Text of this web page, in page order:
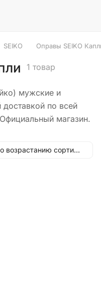
SEIKO Оправы SEIKO
1 товар
мужские и
доставкой по всей
магазин.
По возрастанию сортировки